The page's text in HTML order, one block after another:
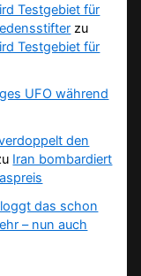
Testgebiet für
zu
Testgebiet für
UFO während
den
Iran bombardiert
das schon
– nun auch